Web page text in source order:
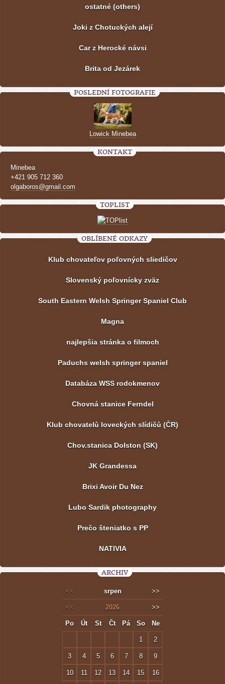
ostatné (others)
Joki z Chotuckých alejí
Car z Herocké návsi
Brita od Jezárek
POSLEDNÍ FOTOGRAFIE
Lowick Minebea
KONTAKT
Minebea
+421 905 712 360
olgaboros@gmail.com
TOPLIST
OBLÍBENÉ ODKAZY
Klub chovateľov poľovných sliedičov
Slovenský poľovnícky zväz
South Eastern Welsh Springer Spaniel Club
Magna
najlepšia stránka o filmoch
Paduchs welsh springer spaniel
Databáza WSS rodokmenov
Chovná stanice Ferndel
Klub chovatelů loveckých slídičů (ČR)
Chov.stanica Dolston (SK)
JK Grandessa
Brixi Avoir Du Nez
Lubo Sardik photography
Prečo šteniatko s PP
NATIVIA
ARCHIV
<< srpen >>
<< 2026 >>
Po Út St Čt Pá So Ne
1 2
3 4 5 6 7 8 9
10 11 12 13 14 15 16